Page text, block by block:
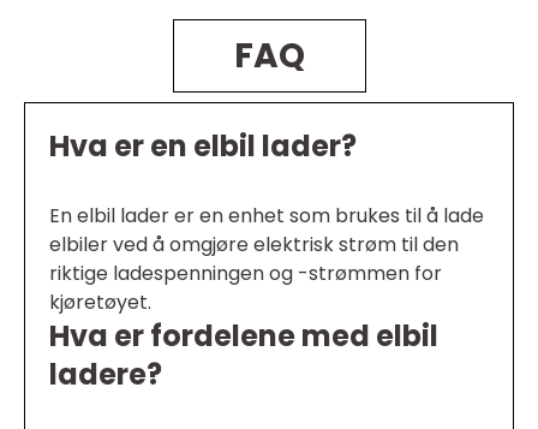
FAQ
Hva er en elbil lader?
En elbil lader er en enhet som brukes til å lade
elbiler ved å omgjøre elektrisk strøm til den
riktige ladespenningen og -strømmen for
kjøretøyet.
Hva er fordelene med elbil
ladere?